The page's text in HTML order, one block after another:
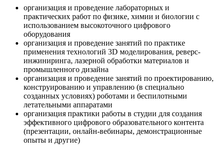
организация и проведение лабораторных и
практических работ по физике, химии и биологии с
использованием высокоточного цифрового
оборудования
организация и проведение занятий по практике
применения технологий 3D моделирования, реверс-
инжиниринга, лазерной обработки материалов и
промышленного дизайна
организация и проведение занятий по проектированию,
конструированию и управлению (в специально
созданных условиях) роботами и беспилотными
летательными аппаратами
организация практики работы в студии для создания
эффективного цифрового образовательного контента
(презентации, онлайн-вебинары, демонстрационные
опыты и другие)